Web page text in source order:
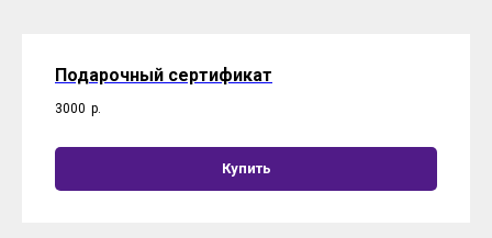
Подарочный сертификат
3000 р.
Купить